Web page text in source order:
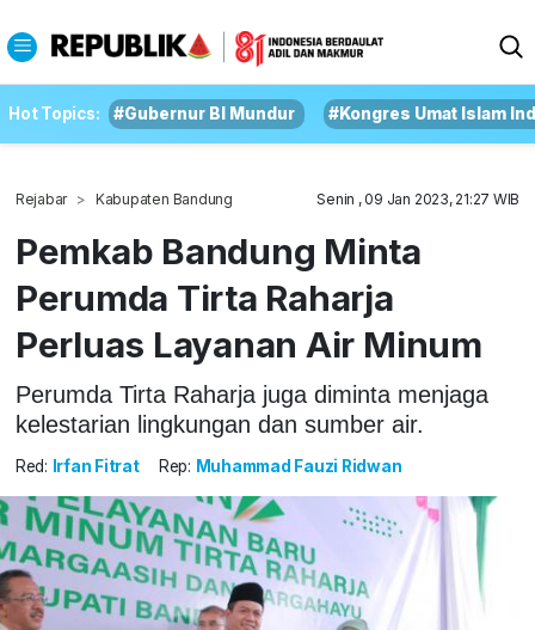
Hot Topics: #Gubernur BI Mundur #Kongres Umat Islam
Rejabar Kabupaten Bandung Senin , 09 Jan 2023, 21:27 WIB
Pemkab Bandung Minta
Perumda Tirta Raharja
Perluas Layanan Air Minum
Perumda Tirta Raharja juga diminta menjaga
kelestarian lingkungan dan sumber air.
Red: Irfan Fitrat Rep: Muhammad Fauzi Ridwan